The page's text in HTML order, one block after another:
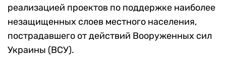
реализацией проектов по поддержке наиболее
незащищенных слоев местного населения,
пострадавшего от действий Вооруженных сил
Украины (ВСУ).